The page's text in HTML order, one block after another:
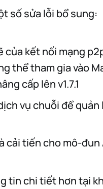
số sửa lỗi bổ sung:
của kết nối mạng
thể tham gia vào
cấp lên v1.7.1
vụ chuỗi để
cải tiến cho mô-đun
tin chi tiết hơn tại